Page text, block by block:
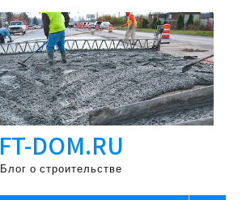
FT-DOM.RU
Блог о строительстве